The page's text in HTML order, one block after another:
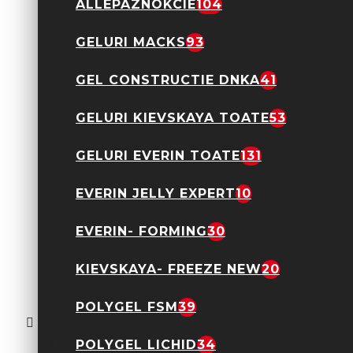
ALLEPAZNOKCIE104
GELURI MACKS93
GEL CONSTRUCTIE DNKA41
GELURI KIEVSKAYA TOATE53
GELURI EVERIN TOATE131
EVERIN JELLY EXPERT10
EVERIN- FORMING30
KIEVSKAYA- FREEZE NEW20
POLYGEL FSM39
POLYGEL LICHID34
Oja Pentru Stampila
AlleLac - White
Molly Lac PRO
24,90 Lei